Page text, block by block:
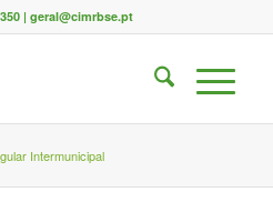
| geral@cimrbse.pt
Intermunicipal